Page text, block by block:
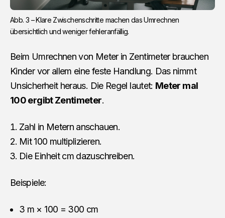
Abb. 3 – Klare Zwischenschritte machen das Umrechnen
übersichtlich und weniger fehleranfällig.
Beim Umrechnen von Meter in Zentimeter brauchen
Kinder vor allem eine feste Handlung. Das nimmt
Unsicherheit heraus. Die Regel lautet: Meter mal
100 ergibt Zentimeter.
Zahl in Metern anschauen.
Mit 100 multiplizieren.
Die Einheit cm dazuschreiben.
Beispiele:
3 m × 100 = 300 cm